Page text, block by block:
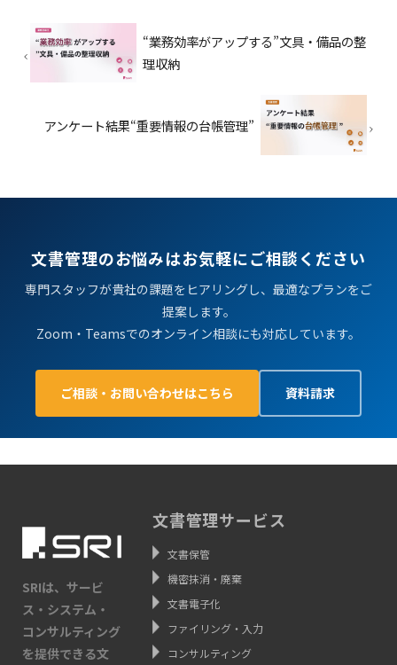
“業務効率がアップする”文具・備品の整
理収納
アンケート結果“重要情報の台帳管理”
文書管理のお悩みはお気軽にご相談ください
専門スタッフが貴社の課題をヒアリングし、最適なプランをご
提案します。
Zoom・Teamsでのオンライン相談にも対応しています。
ご相談・お問い合わせはこちら 資料請求
SRIは、サービ
ス・システム・
コンサルティング
を提供できる文
文書管理サービス
文書保管
機密抹消・廃棄
文書電子化
ファイリング・入力
コンサルティング